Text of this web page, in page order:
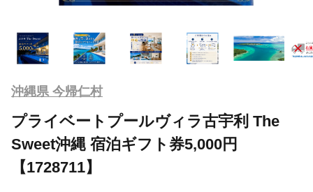
沖縄県 今帰仁村
プライベートプールヴィラ古宇利 The
Sweet沖縄 宿泊ギフト券5,000円
【1728711】